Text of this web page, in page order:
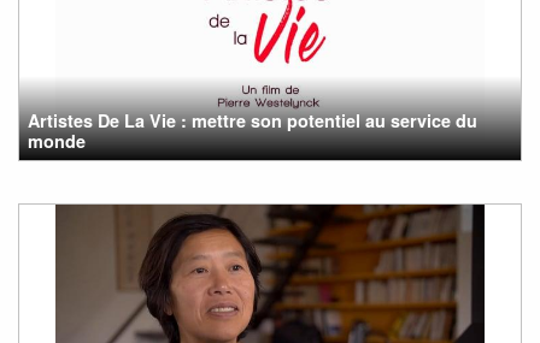
Artistes De La Vie : mettre son potentiel au service du
monde